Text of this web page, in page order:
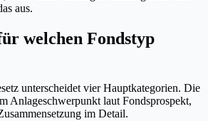
aus.
welchen Fondstyp
unterscheidet vier Hauptkategorien. Die
Anlageschwerpunkt laut Fondsprospekt,
im Detail.